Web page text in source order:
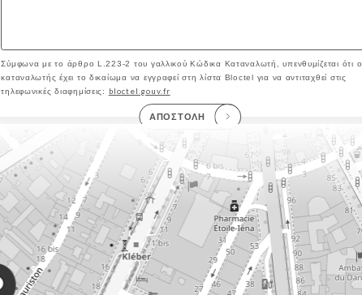
Σύμφωνα με το άρθρο L.223-2 του γαλλικού Κώδικα Καταναλωτή, υπενθυμίζεται ότι ο
καταναλωτής έχει το δικαίωμα να εγγραφεί στη λίστα Bloctel για να αντιταχθεί στις
τηλεφωνικές διαφημίσεις:
bloctel.gouv.fr
ΑΠΟΣΤΟΛΉ